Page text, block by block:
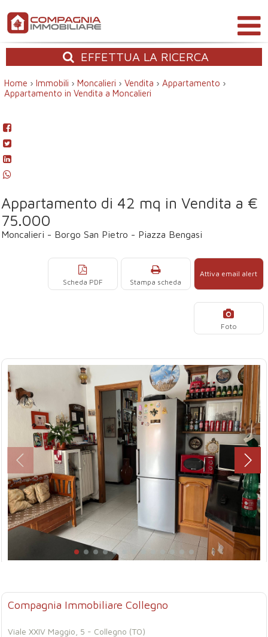
EFFETTUA LA RICERCA
Home › Immobili › Moncalieri › Vendita › Appartamento ›
Appartamento in Vendita a Moncalieri
Appartamento di 42 mq in Vendita a €
75.000
Moncalieri - Borgo San Pietro - Piazza Bengasi
Attiva email alert
Stampa scheda
Scheda PDF
Foto
Compagnia Immobiliare Collegno
Viale XXIV Maggio, 5 - Collegno (TO)